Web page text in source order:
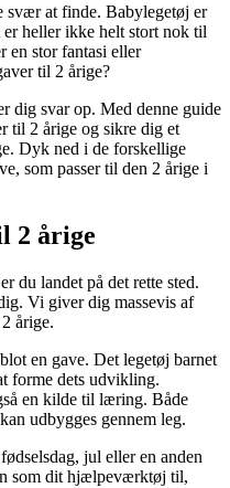
svær at finde. Babylegetøj er
heller ikke helt stort nok til
en stor fantasi eller
til 2 årige?
dig svar op. Med denne guide
til 2 årige og sikre dig et
Dyk ned i de forskellige
som passer til den 2 årige i
2 årige
du landet på det rette sted.
Vi giver dig massevis af
årige.
en gave. Det legetøj barnet
forme dets udvikling.
en kilde til læring. Både
udbygges gennem leg.
jul eller en anden
som dit hjælpeværktøj til,